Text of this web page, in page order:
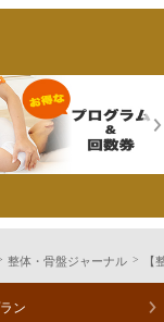
整体・骨盤ジャーナル 【
ン